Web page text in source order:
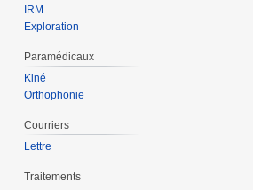
IRM
Exploration
Paramédicaux
Kiné
Orthophonie
Courriers
Lettre
Traitements